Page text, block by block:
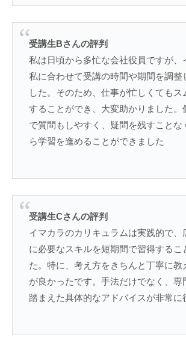
受講生Bさんの評判
私は日頃から多忙な会社役員ですが、
私に合わせて受講の時間や期間を調整
した。そのため、仕事が忙しくてもス
することができ、大変助かりました。
で質問もしやすく、疑問を残すことな
ら学習を進めることができました
受講生Cさんの評判
イマカラのカリキュラムは実践的で、
に必要なスキルを短期間で習得するこ
た。特に、考え方をきちんと丁寧に教
が良かったです。手法だけでなく、専
踏まえた具体的なアドバイスが非常に